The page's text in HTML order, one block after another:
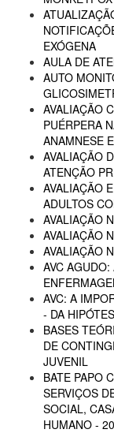
EXÓGENA
AULA DE
AUTO
AVALIAÇÃO
PUÉRPERA
ANAMNESE
AVALIAÇÃO
ATENÇÃO
AVALIAÇÃO
ADULTOS
AVALIAÇÃO
AVALIAÇÃO
AVALIAÇÃO
AVC
AVC: A
- DA
BASES
DE
JUVENIL
BATE PAPO
SERVIÇOS
SOCIAL,
HUMANO -